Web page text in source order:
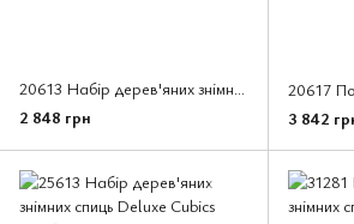
20613 Набір дерев'яних знімних спиць Deluxe Symfonie Wood KnitPro — СУПЕР ЦІНА
2 848 грн
3 842